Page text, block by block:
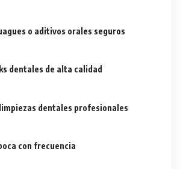
o aditivos orales seguros
dentales de alta calidad
dentales profesionales
con frecuencia